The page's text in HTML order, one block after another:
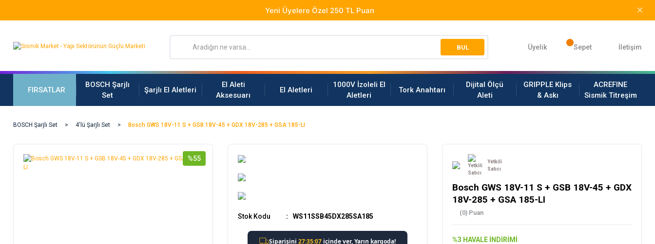
BUL Üyelik Sepet İletişim
FIRSATLAR
BOSCH Şarjlı
Set
Şarjlı El Aletleri
El Aleti
Aksesuarı
El Aletleri
1000V İzoleli El
Aletleri
Tork Anahtarı
Dijital Ölçü
Aleti
GRIPPLE Klips
& Askı
ACREFINE
Sismik Titreşim
BOSCH Şarjlı Set 4'lü Şarjlı Set Bosch GWS 18V-11 S + GSB 18V-45 + GDX 18V-285 + GSA 185-LI
%55
Stok Kodu WS11SSB45DX285SA185
Yetkili
Satıcı
Bosch GWS 18V-11 S + GSB 18V-45 + GDX
18V-285 + GSA 185-LI
(0) Puan
%3 HAVALE İNDİRİMİ